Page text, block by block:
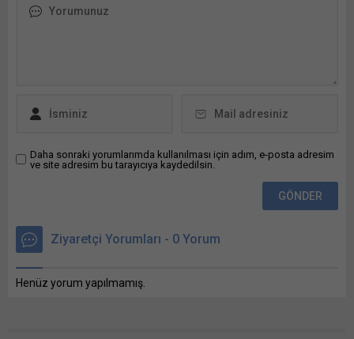
paylaş: X'te paylaşmak için
açılır) WhatsApp
tıklayın (Yeni...
Daha sonraki yorumlarımda kullanılması için adım, e-posta adresim
ve site adresim bu tarayıcıya kaydedilsin.
Ziyaretçi Yorumları - 0 Yorum
Henüz yorum yapılmamış.